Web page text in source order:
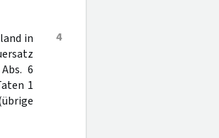
4
in
Abs. 6
1